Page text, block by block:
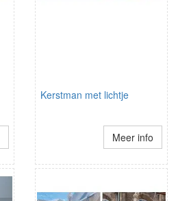
Kerstman met lichtje
Meer info